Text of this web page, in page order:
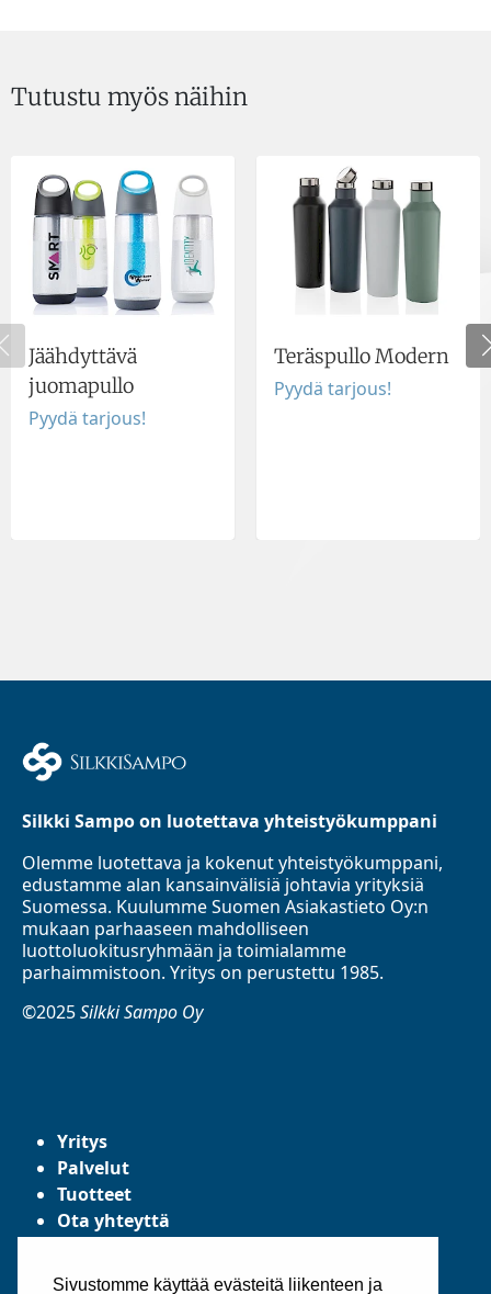
Sivustomme käyttää evästeitä liikenteen ja
Tutustu myös näihin
Jäähdyttävä
juomapullo
Pyydä tarjous!
Teräspullo Modern
Pyydä tarjous!
Silkki Sampo on luotettava yhteistyökumppani
Olemme luotettava ja kokenut yhteistyökumppani,
edustamme alan kansainvälisiä johtavia yrityksiä
Suomessa. Kuulumme Suomen Asiakastieto Oy:n
mukaan parhaaseen mahdolliseen
luottoluokitusryhmään ja toimialamme
parhaimmistoon. Yritys on perustettu 1985.
©2025Silkki Sampo Oy
Yritys
Palvelut
Tuotteet
Ota yhteyttä
Yleiset toimitusehdot